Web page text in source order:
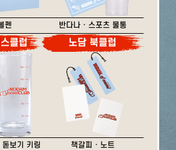
펜 반다나 · 스포츠 물통
클럽
돋보기 키링
노담 북클럽
책갈피 · 노트